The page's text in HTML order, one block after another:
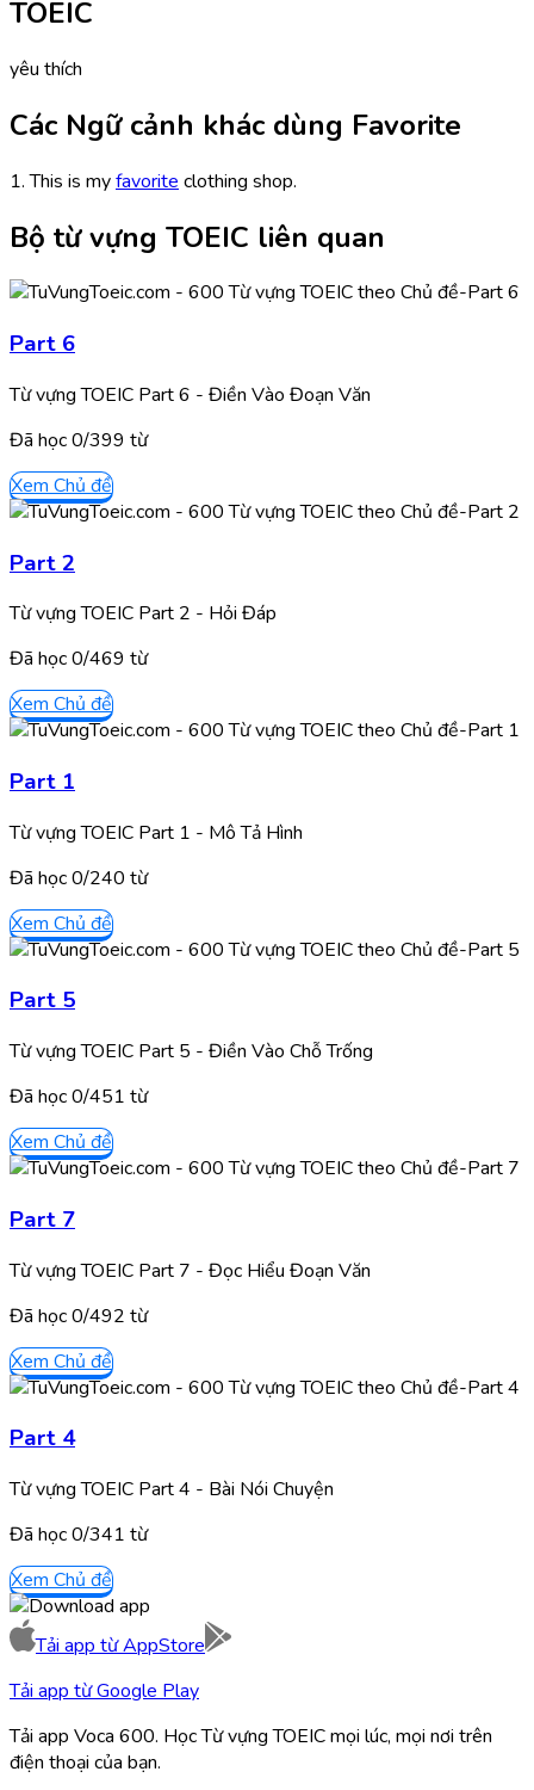
TOEIC
yêu thích
Các Ngữ cảnh khác dùng Favorite
1. This is myfavorite clothing shop.
Bộ từ vựng TOEIC liên quan
Part 6
Từ vựng TOEIC Part 6 - Điền Vào Đoạn Văn
Đã học0/399 từ
Xem Chủ đề
Part 2
Từ vựng TOEIC Part 2 - Hỏi Đáp
Đã học0/469 từ
Xem Chủ đề
Part 1
Từ vựng TOEIC Part 1 - Mô Tả Hình
Đã học0/240 từ
Xem Chủ đề
Part 5
Từ vựng TOEIC Part 5 - Điền Vào Chỗ Trống
Đã học0/451 từ
Xem Chủ đề
Part 7
Từ vựng TOEIC Part 7 - Đọc Hiểu Đoạn Văn
Đã học0/492 từ
Xem Chủ đề
Part 4
Từ vựng TOEIC Part 4 - Bài Nói Chuyện
Đã học0/341 từ
Xem Chủ đề
Tải app từAppStore
Tải app từGoogle Play
Tải app Voca 600. Học Từ vựng TOEIC mọi lúc, mọi nơi trên
điện thoại của bạn.